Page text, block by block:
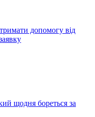
допомогу від
щодня бореться за